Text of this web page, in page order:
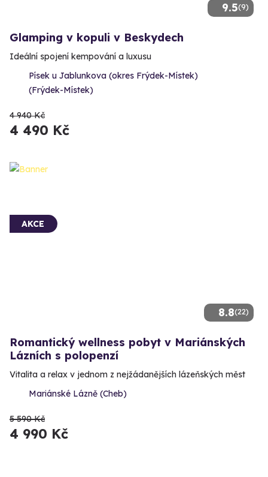
9.5(9)
Glamping v kopuli v Beskydech
Ideální spojení kempování a luxusu
Písek u Jablunkova (okres Frýdek-Místek)
(Frýdek-Místek)
4 940 Kč
4 490 Kč
8.8(22)
AKCE
Romantický wellness pobyt v Mariánských
Lázních s polopenzí
Vitalita a relax v jednom z nejžádanějších lázeňských měst
Mariánské Lázně (Cheb)
5 590 Kč
4 990 Kč